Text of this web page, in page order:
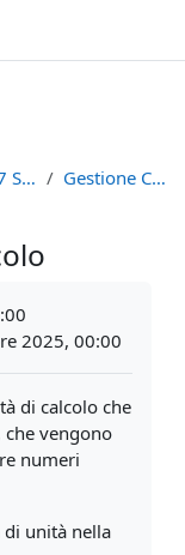
27 Settembre Gestione Centro di Calcolo
2025, 00:00
di calcolo che
che vengono
numeri
di unità nella